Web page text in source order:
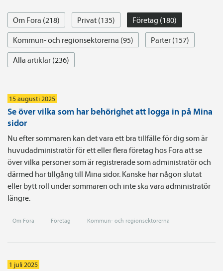
Om Fora (218) Privat (135)
Företag (180)
Kommun- och regionsektorerna (95)
Parter (157)
Alla artiklar (236)
15 augusti 2025
Se över vilka som har behörighet att logga in på Mina
sidor
Nu efter sommaren kan det vara ett bra tillfälle för dig som är
huvudadministratör för ett eller flera företag hos Fora att se
över vilka personer som är registrerade som administratör och
därmed har tillgång till Mina sidor. Kanske har någon slutat
eller bytt roll under sommaren och inte ska vara administratör
längre.
Om Fora Företag Kommun- och regionsektorerna
1 juli 2025